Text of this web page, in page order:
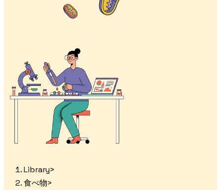
Library>
食べ物>